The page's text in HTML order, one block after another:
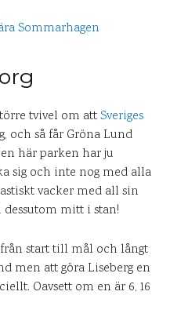
tvivel om attSveriges
och så får Gröna Lund
här parken har ju
sig och inte nog med alla
vacker med all sin
mitt i stan!
start till mål och långt
men att göra Liseberg en
Oavsett om en är 6, 16